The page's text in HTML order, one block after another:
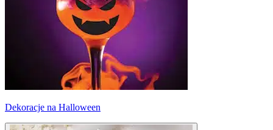
Dekoracje na Halloween